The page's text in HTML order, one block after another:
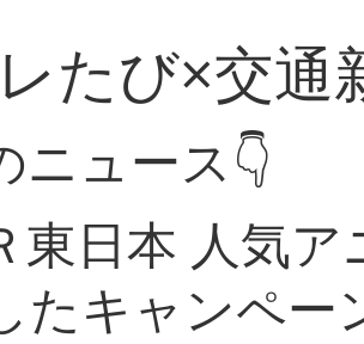
たび×交通
ニュース👇
東日本 人気
たキャンペー